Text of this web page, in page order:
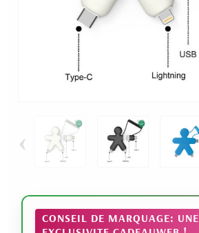
‹
CONSEIL DE MARQUAGE: UNE